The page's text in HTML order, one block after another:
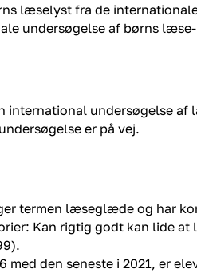
læselyst fra de
undersøgelse af børns
international undersøgelse
er på vej.
termen læseglæde og har
Kan rigtig godt kan lide at
med den seneste i 2021, er